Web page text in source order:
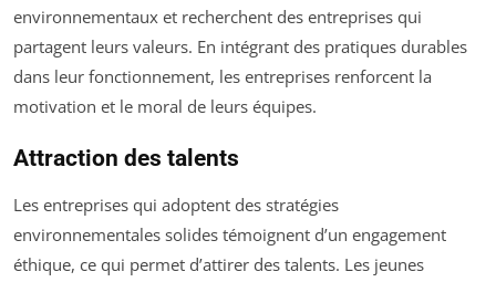
environnementaux et recherchent des entreprises qui
partagent leurs valeurs. En intégrant des pratiques durables
dans leur fonctionnement, les entreprises renforcent la
motivation et le moral de leurs équipes.
Attraction des talents
Les entreprises qui adoptent des stratégies
environnementales solides témoignent d’un engagement
éthique, ce qui permet d’attirer des talents. Les jeunes